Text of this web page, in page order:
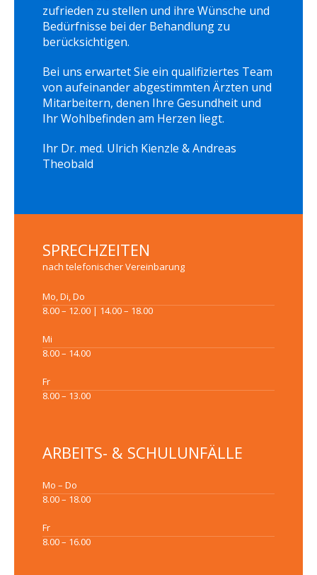
zufrieden zu stellen und ihre Wünsche und
Bedürfnisse bei der Behandlung zu
berücksichtigen.
Bei uns erwartet Sie ein qualifiziertes Team
von aufeinander abgestimmten Ärzten und
Mitarbeitern, denen Ihre Gesundheit und
Ihr Wohlbefinden am Herzen liegt.
Ihr Dr. med. Ulrich Kienzle & Andreas
Theobald
SPRECHZEITEN
nach telefonischer Vereinbarung
Mo, Di, Do
8.00 – 12.00 | 14.00 – 18.00
Mi
8.00 – 14.00
Fr
8.00 – 13.00
ARBEITS- & SCHULUNFÄLLE
Mo – Do
8.00 – 18.00
Fr
8.00 – 16.00